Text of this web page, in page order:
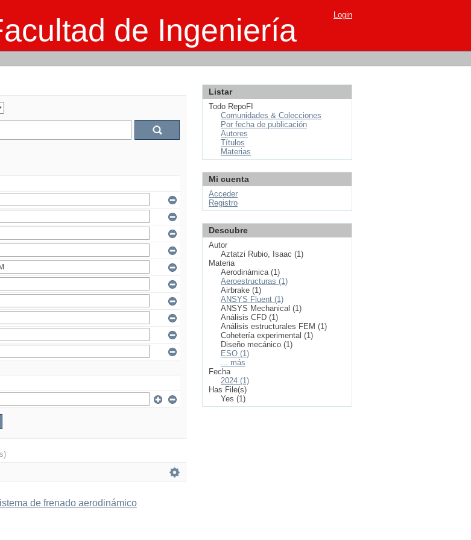
de Ingeniería Login
de frenado aerodinámico
Listar
Todo RepoFI
Comunidades & Colecciones
Por fecha de publicación
Autores
Títulos
Materias
Mi cuenta
Acceder
Registro
Descubre
Autor
Aztatzi Rubio, Isaac (1)
Materia
Aerodinámica (1)
Aeroestructuras (1)
Airbrake (1)
ANSYS Fluent (1)
ANSYS Mechanical (1)
Análisis CFD (1)
Análisis estructurales FEM (1)
Cohetería experimental (1)
Diseño mecánico (1)
ESO (1)
... más
Fecha
2024 (1)
Has File(s)
Yes (1)